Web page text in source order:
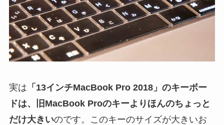
実は 「13インチMacBook Pro 2018」のキーボー
ドは、旧MacBook Proのキーよりほんのちょっと
だけ大きいのです。このキーのサイズが大きいお